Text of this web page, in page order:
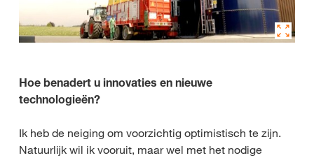
Hoe benadert u innovaties en nieuwe
technologieën?
Ik heb de neiging om voorzichtig optimistisch te zijn.
Natuurlijk wil ik vooruit, maar wel met het nodige